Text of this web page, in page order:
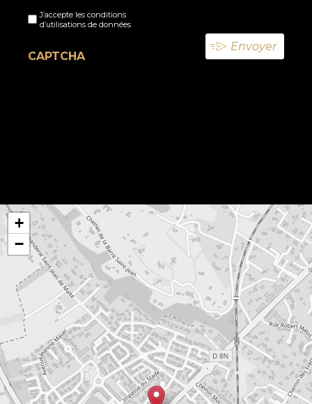
titreJ’accepte les conditions
d’utilisations de données
CAPTCHA
+
−